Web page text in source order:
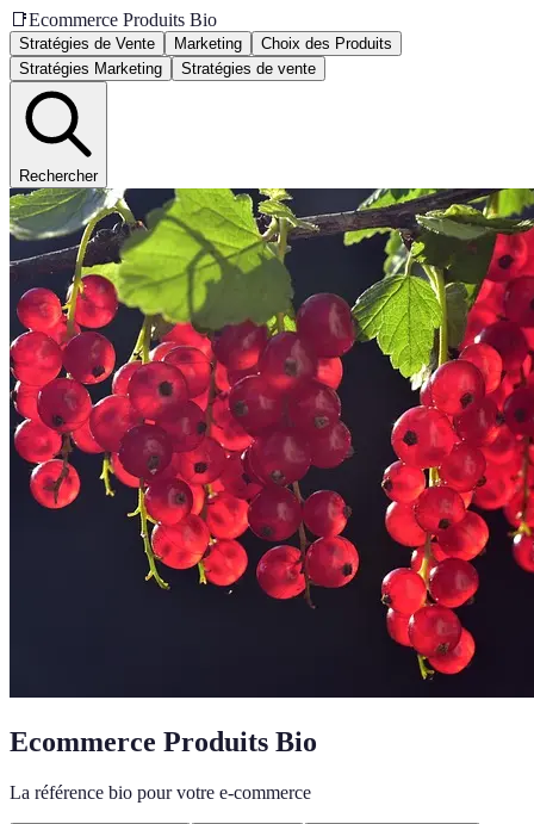
📑Ecommerce Produits Bio
Stratégies de Vente Marketing
Choix des Produits
Stratégies Marketing
Stratégies de vente
Rechercher
Ecommerce Produits Bio
La référence bio pour votre e-commerce